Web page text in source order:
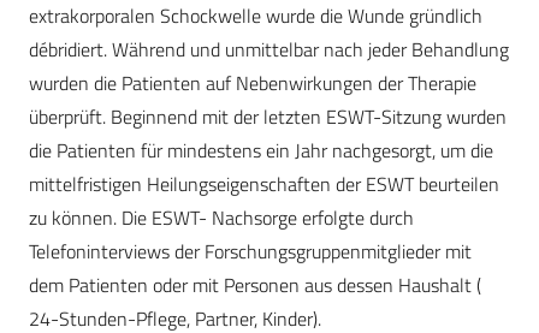
extrakorporalen Schockwelle wurde die Wunde gründlich
débridiert. Während und unmittelbar nach jeder Behandlung
wurden die Patienten auf Nebenwirkungen der Therapie
überprüft. Beginnend mit der letzten ESWT-Sitzung wurden
die Patienten für mindestens ein Jahr nachgesorgt, um die
mittelfristigen Heilungseigenschaften der ESWT beurteilen
zu können. Die ESWT- Nachsorge erfolgte durch
Telefoninterviews der Forschungsgruppenmitglieder mit
dem Patienten oder mit Personen aus dessen Haushalt (
24-Stunden-Pflege, Partner, Kinder).